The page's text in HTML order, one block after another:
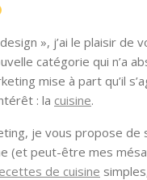
», j’ai le plaisir de
catégorie qui n’a
mise à part qu’il
: la cuisine.
je vous propose de
(et peut-être mes
de cuisine